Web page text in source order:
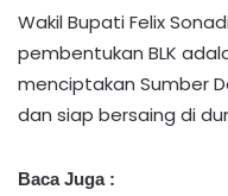
Wakil Bupati Felix
pembentukan BLK
menciptakan Sumber
dan siap bersaing di
Baca Juga :